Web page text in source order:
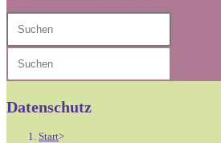
Diese
Website
durchsuchen
Escape
Escape
Datenschutz
Start>